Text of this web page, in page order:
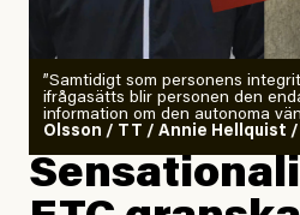
”Samtidigt som personens
ifrågasätts blir personen den
information om den autonoma
Olsson / TT / Annie Hellquist